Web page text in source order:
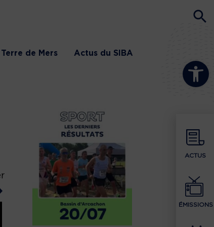
Ouvrir la
ACTUS
ÉMISSIONS
Terre de Mers Actus du SIBA